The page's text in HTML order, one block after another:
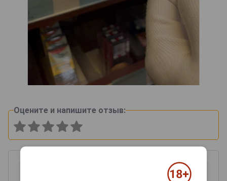
Оцените и напишите отзыв: